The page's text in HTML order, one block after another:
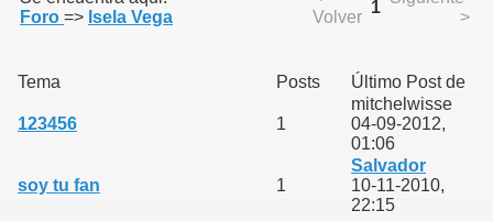
Foro => Isela Vega
Volver
1
>
Tema Posts Último Post de
123456 1
mitchelwisse
04-09-2012,
01:06
soy tu fan 1
Salvador
10-11-2010,
22:15